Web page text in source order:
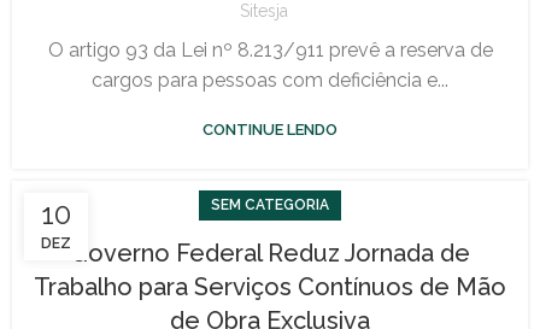
Sitesja
O artigo 93 da Lei nº 8.213/911 prevê a reserva de
cargos para pessoas com deficiência e...
CONTINUE LENDO
10
DEZ
SEM CATEGORIA
Governo Federal Reduz Jornada de
Trabalho para Serviços Contínuos de Mão
de Obra Exclusiva